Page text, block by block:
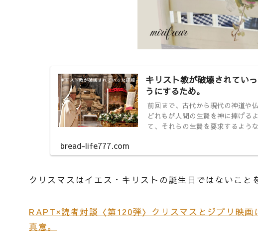
キリスト教が破壊されてい
うにするため。
前回まで、古代から現代の神道や
どれもが人間の生贄を神に捧げる
て、それらの生贄を要求するよう
bread-life777.com
クリスマスはイエス・キリストの誕生日ではないこと
RAPT×読者対談〈第120弾〉クリスマスとジブリ映
真意。